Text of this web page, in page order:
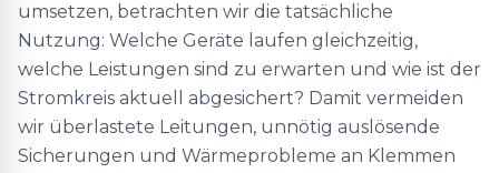
umsetzen, betrachten wir die tatsächliche
Nutzung: Welche Geräte laufen gleichzeitig,
welche Leistungen sind zu erwarten und wie ist der
Stromkreis aktuell abgesichert? Damit vermeiden
wir überlastete Leitungen, unnötig auslösende
Sicherungen und Wärmeprobleme an Klemmen